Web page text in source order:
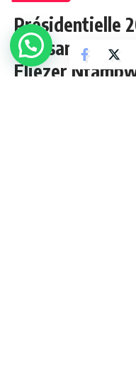
Présidentielle
écrasante de
Eliezer